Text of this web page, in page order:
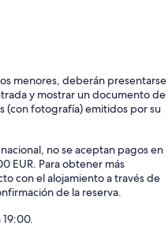
menores, deberán presentarse
y mostrar un documento de
(con fotografía) emitidos por su
no se aceptan pagos en
EUR. Para obtener más
con el alojamiento a través de
de la reserva.